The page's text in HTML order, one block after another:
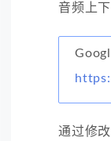
音频上
通过修